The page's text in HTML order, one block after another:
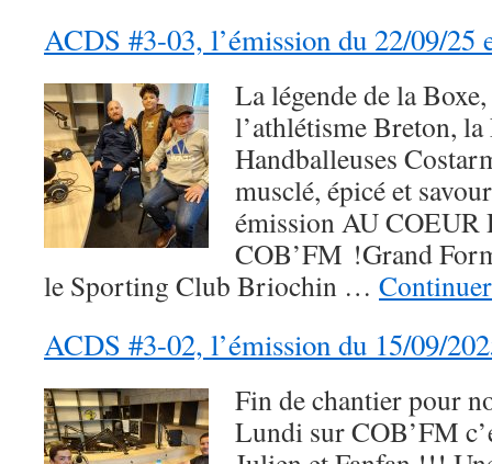
ACDS #3-03, l’émission du 22/09/25
La légende de la
l’athlétisme Breton, la
Handballeuses
musclé, épicé et
émission AU COEUR
COB’FM !Grand
le Sporting Club Briochin …
ACDS #3-02, l’émission du 15/09/
Fin de chantier pour
Lundi sur COB’FM